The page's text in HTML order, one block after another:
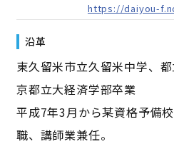
https://daiyou-
沿革
東久留米市立久留米中学、
京都立大経済学部卒業
平成7年3月から某資格予備
職、講師業兼任。